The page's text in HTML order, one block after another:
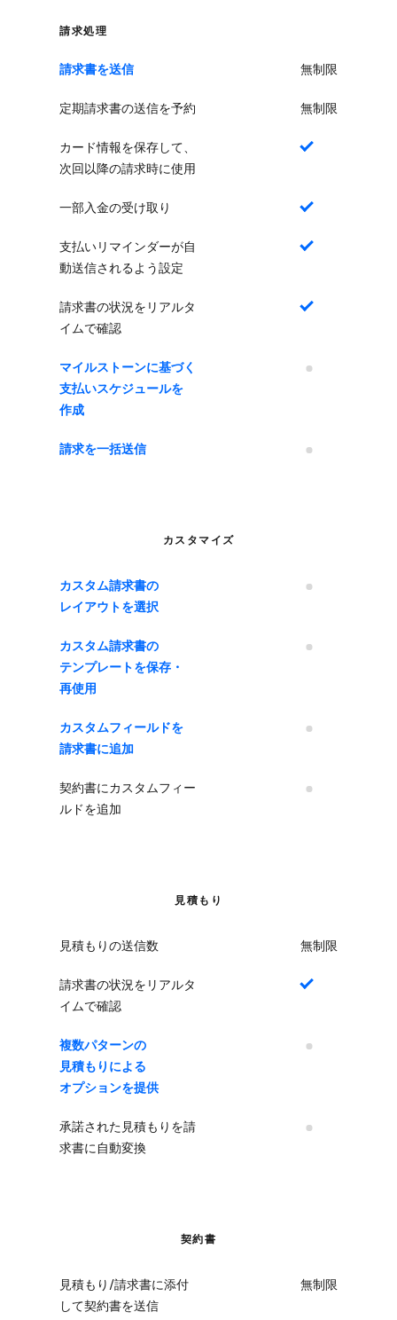
請求処理
請求書を​​送信 無制限
定期請求書の送信を予約 無制限
カード情報を保存して、
次回以降の請求時に使用
はい
一部入金の受け取り はい
支払いリマインダーが自
動送信されるよう設定
はい
請求書の状況をリアルタ
イムで確認
はい
マイルストーンに​​基づく​​
支払い​スケジュールを​​
作成
いいえ
請求を​​一括送信 いいえ
カスタマイズ
カスタム請求書の​​
レイアウトを​​選択
いいえ
カスタム請求書の​​
テンプレートを​​保存・
再使用
いいえ
カスタムフィールドを​​
請求書に​​追加
いいえ
契約書にカスタムフィー
ルドを追加
いいえ
見積もり
見積もりの送信数 無制限
請求書の状況をリアルタ
イムで確認
はい
複数パターンの​​
見積もりに​​よる​​
オプションを​​提供
いいえ
承諾された見積もりを請
求書に自動変換
いいえ
契約書
見積もり/請求書に添付
して契約書を送信
無制限